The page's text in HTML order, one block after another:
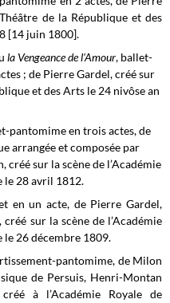
Théâtre de la République et des
[14 juin 1800].
la Vengeance de l'Amour, ballet-
; de Pierre Gardel, créé sur
et des Arts le 24 nivôse an
pantomime en trois actes, de
arrangée et composée par
sur la scène de l’Académie
le 28 avril 1812.
en un acte, de Pierre Gardel,
sur la scène de l’Académie
le 26 décembre 1809.
pantomime, de Milon
de Persuis, Henri-Montan
à l’Académie Royale de